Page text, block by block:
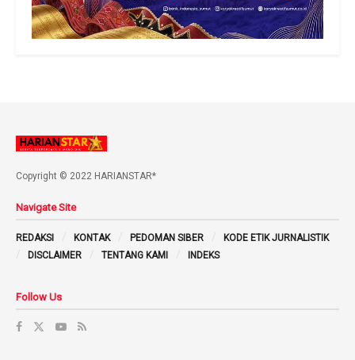
Copyright © 2022 HARIANSTAR*
Navigate Site
REDAKSI KONTAK PEDOMAN SIBER
KODE ETIK JURNALISTIK
DISCLAIMER
TENTANG KAMI INDEKS
Follow Us